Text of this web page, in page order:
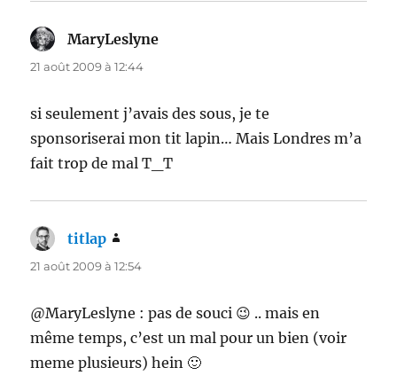
MaryLeslyne
21 août 2009 à 12:44
si seulement j’avais des sous, je te
sponsoriserai mon tit lapin… Mais Londres m’a
fait trop de mal T_T
titlap
21 août 2009 à 12:54
@MaryLeslyne : pas de souci 😉 .. mais en
même temps, c’est un mal pour un bien (voir
meme plusieurs) hein 🙂